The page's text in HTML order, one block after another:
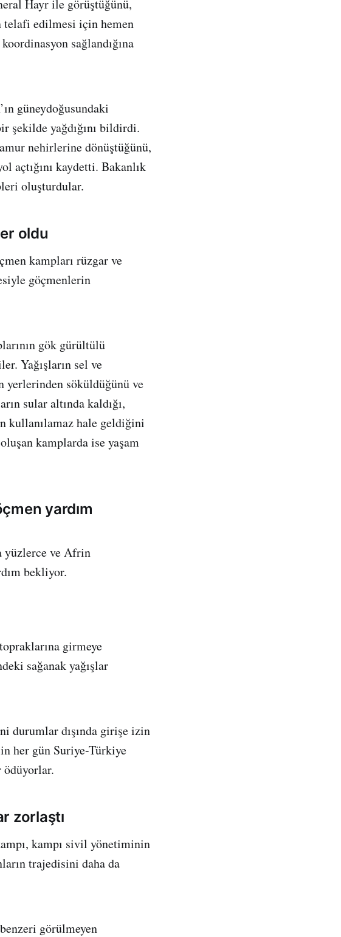
Hayr ile görüştüğünü,
telafi edilmesi için hemen
sağlandığına
güneydoğusundaki
şekilde yağdığını bildirdi.
nehirlerine dönüştüğünü,
açtığını kaydetti. Bakanlık
oluşturdular.
oldu
kampları rüzgar ve
göçmenlerin
gök gürültülü
Yağışların sel ve
yerlerinden söküldüğünü ve
sular altında kaldığı,
kullanılamaz hale geldiğini
kamplarda ise yaşam
yardım
yüzlerce ve Afrin
bekliyor.
girmeye
sağanak yağışlar
durumlar dışında girişe izin
her gün Suriye-Türkiye
ödüyorlar.
zorlaştı
kampı sivil yönetiminin
trajedisini daha da
görülmeyen